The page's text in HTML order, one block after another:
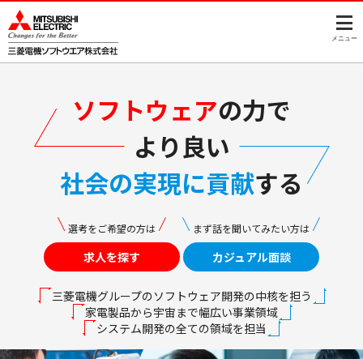
メニュー
ソフトウェアの力で
より良い
社会の実現に貢献する
選考をご希望の方は
求人を探す
まず話を聞いてみたい方は
カジュアル面談
三菱電機グループのソフトウェア開発の中核を担う
家電製品から宇宙まで幅広い事業領域
システム開発の全ての領域を担当